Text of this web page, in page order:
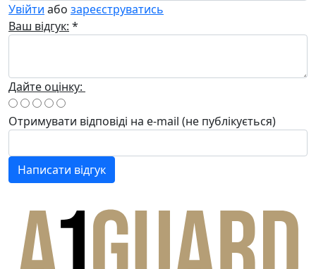
Увійти або зареєструватись
Ваш відгук: *
Дайте оцінку:
Отримувати відповіді на e-mail (не публікується)
Написати відгук